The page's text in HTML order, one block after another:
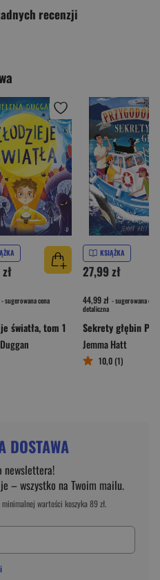
recenzji
- sugerowana cena
światła, tom 1
KSIĄŻKA
27,99 zł
44,99 zł - sugerowana cena
detaliczna
Jemma Hatt
10,0 (1)
DOSTAWA
newslettera!
– wszystko na Twoim mailu.
wartości koszyka 89 zł.